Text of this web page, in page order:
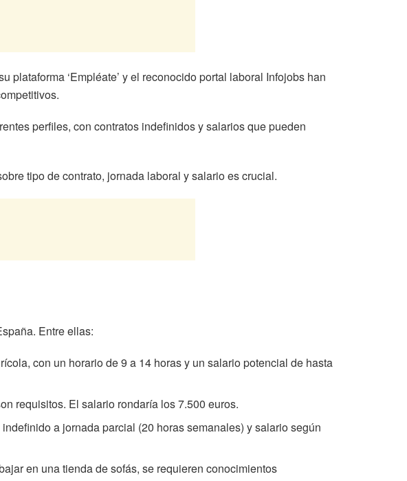
‘Empléate’ y el reconocido portal laboral Infojobs han
perfiles, con contratos indefinidos y salarios que pueden
tipo de contrato, jornada laboral y salario es crucial.
Entre ellas:
con un horario de 9 a 14 horas y un salario potencial de hasta
requisitos. El salario rondaría los 7.500 euros.
a jornada parcial (20 horas semanales) y salario según
en una tienda de sofás, se requieren conocimientos